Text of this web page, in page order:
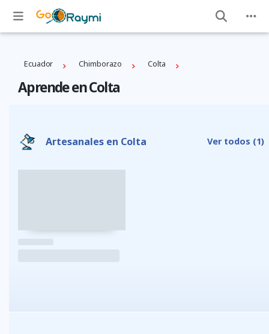
Ecuador Chimborazo Colta
Aprende en Colta
Artesanales en Colta Ver todos (1)